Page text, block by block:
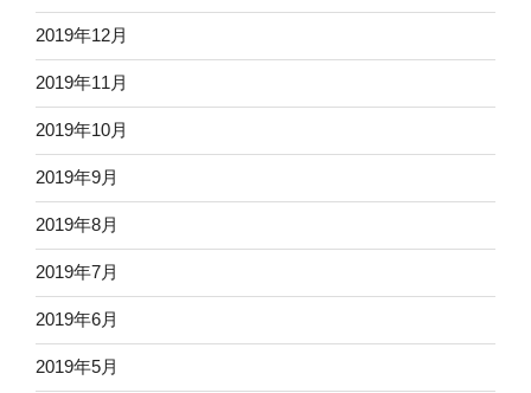
2019年12月
2019年11月
2019年10月
2019年9月
2019年8月
2019年7月
2019年6月
2019年5月